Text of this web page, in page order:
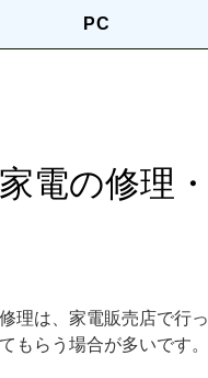
PC
家電の修理
理は、家電販売店で行
もらう場合が多いです。